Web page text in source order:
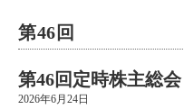
第46回
第46回定時株主総会
2026年6月24日